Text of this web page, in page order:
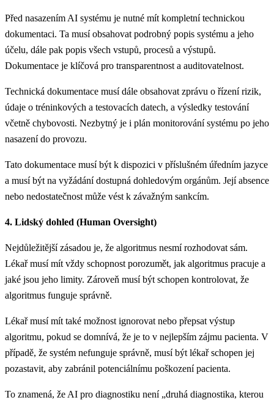
Před nasazením AI systému je nutné mít kompletní technickou
dokumentaci. Ta musí obsahovat podrobný popis systému a jeho
účelu, dále pak popis všech vstupů, procesů a výstupů.
Dokumentace je klíčová pro transparentnost a auditovatelnost.
Technická dokumentace musí dále obsahovat zprávu o řízení rizik,
údaje o tréninkových a testovacích datech, a výsledky testování
včetně chybovosti. Nezbytný je i plán monitorování systému po jeho
nasazení do provozu.
Tato dokumentace musí být k dispozici v příslušném úředním jazyce
a musí být na vyžádání dostupná dohledovým orgánům. Její absence
nebo nedostatečnost může vést k závažným sankcím.
4. Lidský dohled (Human Oversight)
Nejdůležitější zásadou je, že algoritmus nesmí rozhodovat sám.
Lékař musí mít vždy schopnost porozumět, jak algoritmus pracuje a
jaké jsou jeho limity. Zároveň musí být schopen kontrolovat, že
algoritmus funguje správně.
Lékař musí mít také možnost ignorovat nebo přepsat výstup
algoritmu, pokud se domnívá, že je to v nejlepším zájmu pacienta. V
případě, že systém nefunguje správně, musí být lékař schopen jej
pozastavit, aby zabránil potenciálnímu poškození pacienta.
To znamená, že AI pro diagnostiku není „druhá diagnostika, kterou